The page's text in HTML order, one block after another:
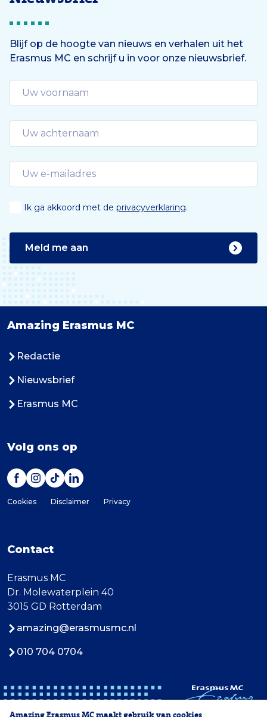
Blijf op de hoogte van nieuws en verhalen uit het
Erasmus MC en schrijf u in voor onze nieuwsbrief.
Ik ga akkoord met de privacyverklaring.
Meld me aan
Amazing Erasmus MC
Redactie
Nieuwsbrief
Erasmus MC
Volg ons op
Cookies Disclaimer Privacy
Contact
Erasmus MC
Dr. Molewaterplein 40
3015 GD Rotterdam
amazing@erasmusmc.nl
010 704 0704